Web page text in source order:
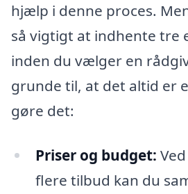
hjælp i denne proces.
så vigtigt at indhente tre
inden du vælger en
grunde til, at det altid er
gøre det:
Priser og budget:
flere tilbud kan du